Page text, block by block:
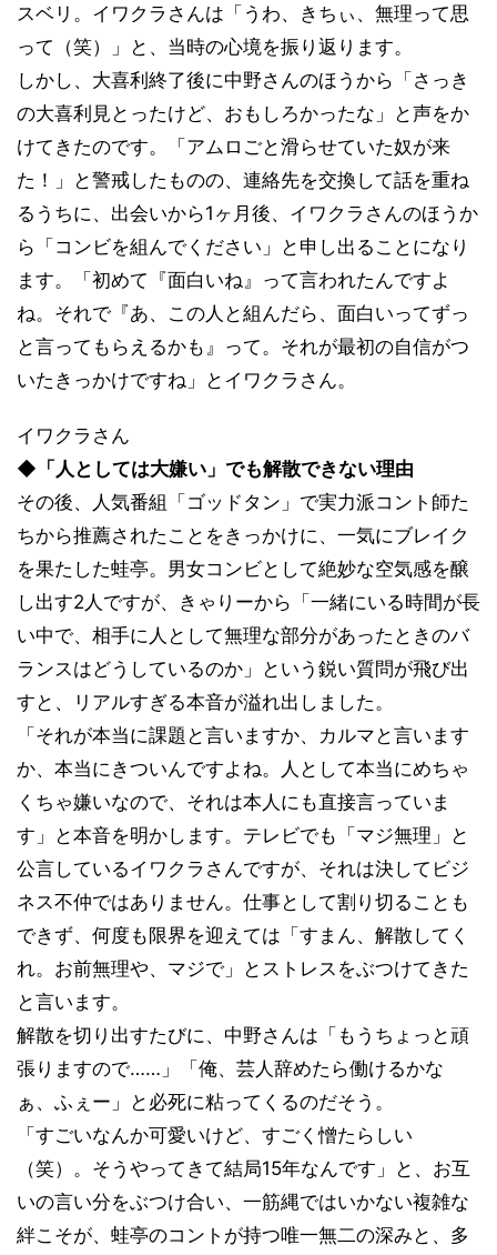
スベリ。イワクラさんは「うわ、きちぃ、無理って思
って（笑）」と、当時の心境を振り返ります。
しかし、大喜利終了後に中野さんのほうから「さっき
の大喜利見とったけど、おもしろかったな」と声をか
けてきたのです。「アムロごと滑らせていた奴が来
た！」と警戒したものの、連絡先を交換して話を重ね
るうちに、出会いから1ヶ月後、イワクラさんのほうか
ら「コンビを組んでください」と申し出ることになり
ます。「初めて『面白いね』って言われたんですよ
ね。それで『あ、この人と組んだら、面白いってずっ
と言ってもらえるかも』って。それが最初の自信がつ
いたきっかけですね」とイワクラさん。
イワクラさん
◆「人としては大嫌い」でも解散できない理由
その後、人気番組「ゴッドタン」で実力派コント師た
ちから推薦されたことをきっかけに、一気にブレイク
を果たした蛙亭。男女コンビとして絶妙な空気感を醸
し出す2人ですが、きゃりーから「一緒にいる時間が長
い中で、相手に人として無理な部分があったときのバ
ランスはどうしているのか」という鋭い質問が飛び出
すと、リアルすぎる本音が溢れ出しました。
「それが本当に課題と言いますか、カルマと言います
か、本当にきついんですよね。人として本当にめちゃ
くちゃ嫌いなので、それは本人にも直接言っていま
す」と本音を明かします。テレビでも「マジ無理」と
公言しているイワクラさんですが、それは決してビジ
ネス不仲ではありません。仕事として割り切ることも
できず、何度も限界を迎えては「すまん、解散してく
れ。お前無理や、マジで」とストレスをぶつけてきた
と言います。
解散を切り出すたびに、中野さんは「もうちょっと頑
張りますので……」「俺、芸人辞めたら働けるかな
ぁ、ふぇー」と必死に粘ってくるのだそう。
「すごいなんか可愛いけど、すごく憎たらしい
（笑）。そうやってきて結局15年なんです」と、お互
いの言い分をぶつけ合い、一筋縄ではいかない複雑な
絆こそが、蛙亭のコントが持つ唯一無二の深みと、多